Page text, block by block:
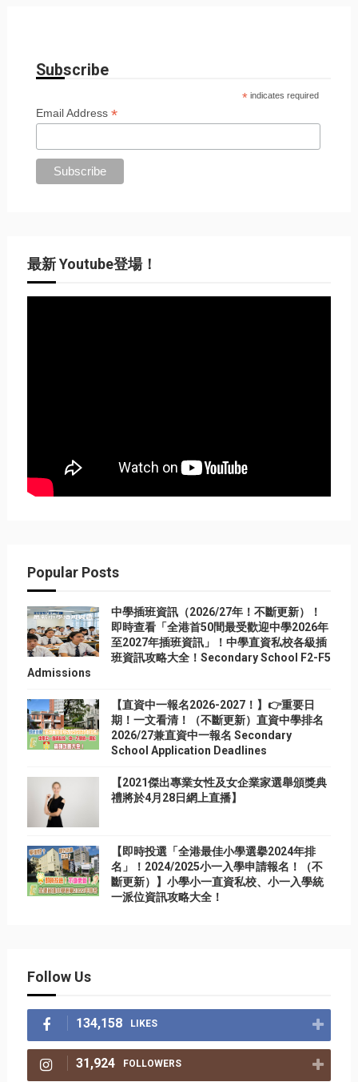
Subscribe
* indicates required
Email Address*
最新 Youtube登場！
Popular Posts
中學插班資訊（2026/27年！不斷更新）！
即時查看「全港首50間最受歡迎中學2026年
至2027年插班資訊」！中學直資私校各級插
班資訊攻略大全！Secondary School F2-F5
Admissions
【直資中一報名2026-2027！】👉重要日
期！一文看清！（不斷更新）直資中學排名
2026/27兼直資中一報名 Secondary
School Application Deadlines
【2021傑出專業女性及女企業家選舉頒獎典
禮將於4月28日網上直播】
【即時投選「全港最佳小學選擧2024年排
名」！2024/2025小一入學申請報名！（不
斷更新）】小學小一直資私校、小一入學統
一派位資訊攻略大全！
Follow Us
134,158 LIKES
31,924 FOLLOWERS